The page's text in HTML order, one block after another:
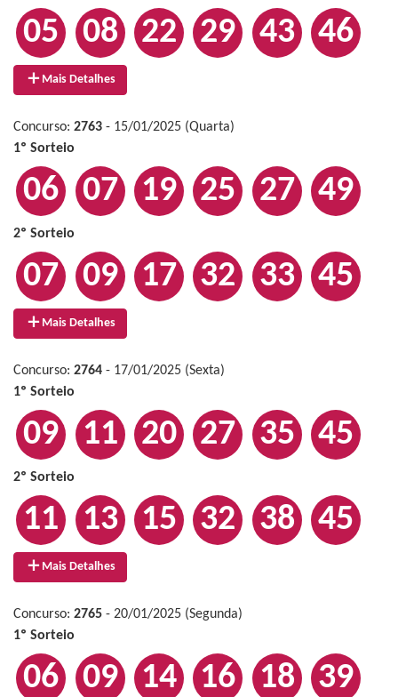
05 08 22 29 43 46
Mais Detalhes
Concurso: 2763 - 15/01/2025 (Quarta)
1º Sorteio
06 07 19 25 27 49
2º Sorteio
07 09 17 32 33 45
Mais Detalhes
Concurso: 2764 - 17/01/2025 (Sexta)
1º Sorteio
09 11 20 27 35 45
2º Sorteio
11 13 15 32 38 45
Mais Detalhes
Concurso: 2765 - 20/01/2025 (Segunda)
1º Sorteio
06 09 14 16 18 39